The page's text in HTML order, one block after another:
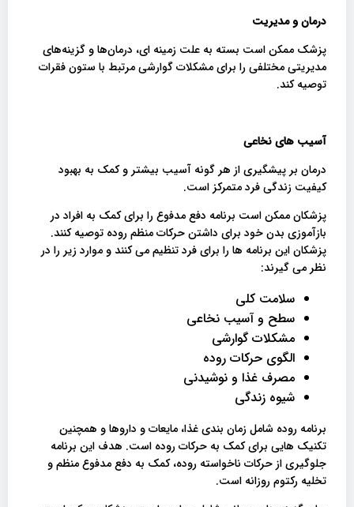
درمان و مدیریت
پزشک ممکن است بسته به علت زمینه ‌ای، درمان‌ها و گزینه‌های
مدیریتی مختلفی را برای مشکلات گوارشی مرتبط با ستون فقرات
توصیه کند.
آسیب های نخاعی
درمان بر پیشگیری از هر گونه آسیب بیشتر و کمک به بهبود
کیفیت زندگی فرد متمرکز است.
پزشکان ممکن است برنامه دفع مدفوع را برای کمک به افراد در
بازآموزی بدن خود برای داشتن حرکات منظم روده توصیه کنند.
پزشکان این برنامه ها را برای فرد تنظیم می کنند و موارد زیر را در
نظر می گیرند:
سلامت کلی
سطح و آسیب نخاعی
مشکلات گوارشی
الگوی حرکات روده
مصرف غذا و نوشیدنی
شیوه زندگی
برنامه روده شامل زمان بندی غذا، مایعات و داروها و همچنین
تکنیک هایی برای کمک به حرکات روده است. هدف این برنامه
جلوگیری از حرکات ناخواسته روده، کمک به دفع مدفوع منظم و
تخلیه رکتوم روزانه است.